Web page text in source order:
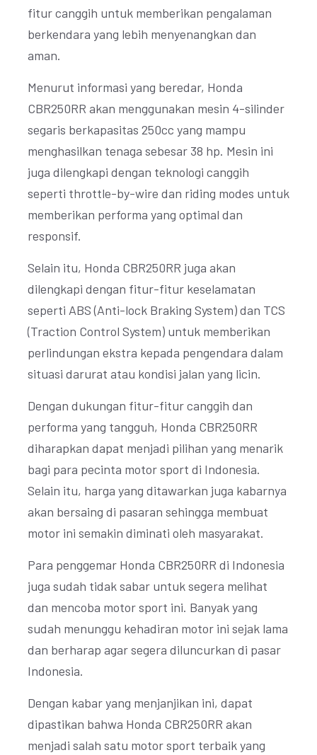
fitur canggih untuk memberikan pengalaman
berkendara yang lebih menyenangkan dan
aman.
Menurut informasi yang beredar, Honda
CBR250RR akan menggunakan mesin 4-silinder
segaris berkapasitas 250cc yang mampu
menghasilkan tenaga sebesar 38 hp. Mesin ini
juga dilengkapi dengan teknologi canggih
seperti throttle-by-wire dan riding modes untuk
memberikan performa yang optimal dan
responsif.
Selain itu, Honda CBR250RR juga akan
dilengkapi dengan fitur-fitur keselamatan
seperti ABS (Anti-lock Braking System) dan TCS
(Traction Control System) untuk memberikan
perlindungan ekstra kepada pengendara dalam
situasi darurat atau kondisi jalan yang licin.
Dengan dukungan fitur-fitur canggih dan
performa yang tangguh, Honda CBR250RR
diharapkan dapat menjadi pilihan yang menarik
bagi para pecinta motor sport di Indonesia.
Selain itu, harga yang ditawarkan juga kabarnya
akan bersaing di pasaran sehingga membuat
motor ini semakin diminati oleh masyarakat.
Para penggemar Honda CBR250RR di Indonesia
juga sudah tidak sabar untuk segera melihat
dan mencoba motor sport ini. Banyak yang
sudah menunggu kehadiran motor ini sejak lama
dan berharap agar segera diluncurkan di pasar
Indonesia.
Dengan kabar yang menjanjikan ini, dapat
dipastikan bahwa Honda CBR250RR akan
menjadi salah satu motor sport terbaik yang